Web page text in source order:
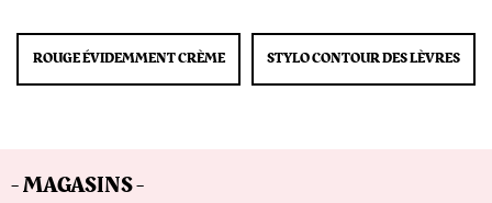
ROUGE ÉVIDEMMENT CRÈME STYLO CONTOUR DES LÈVRES
- MAGASINS -